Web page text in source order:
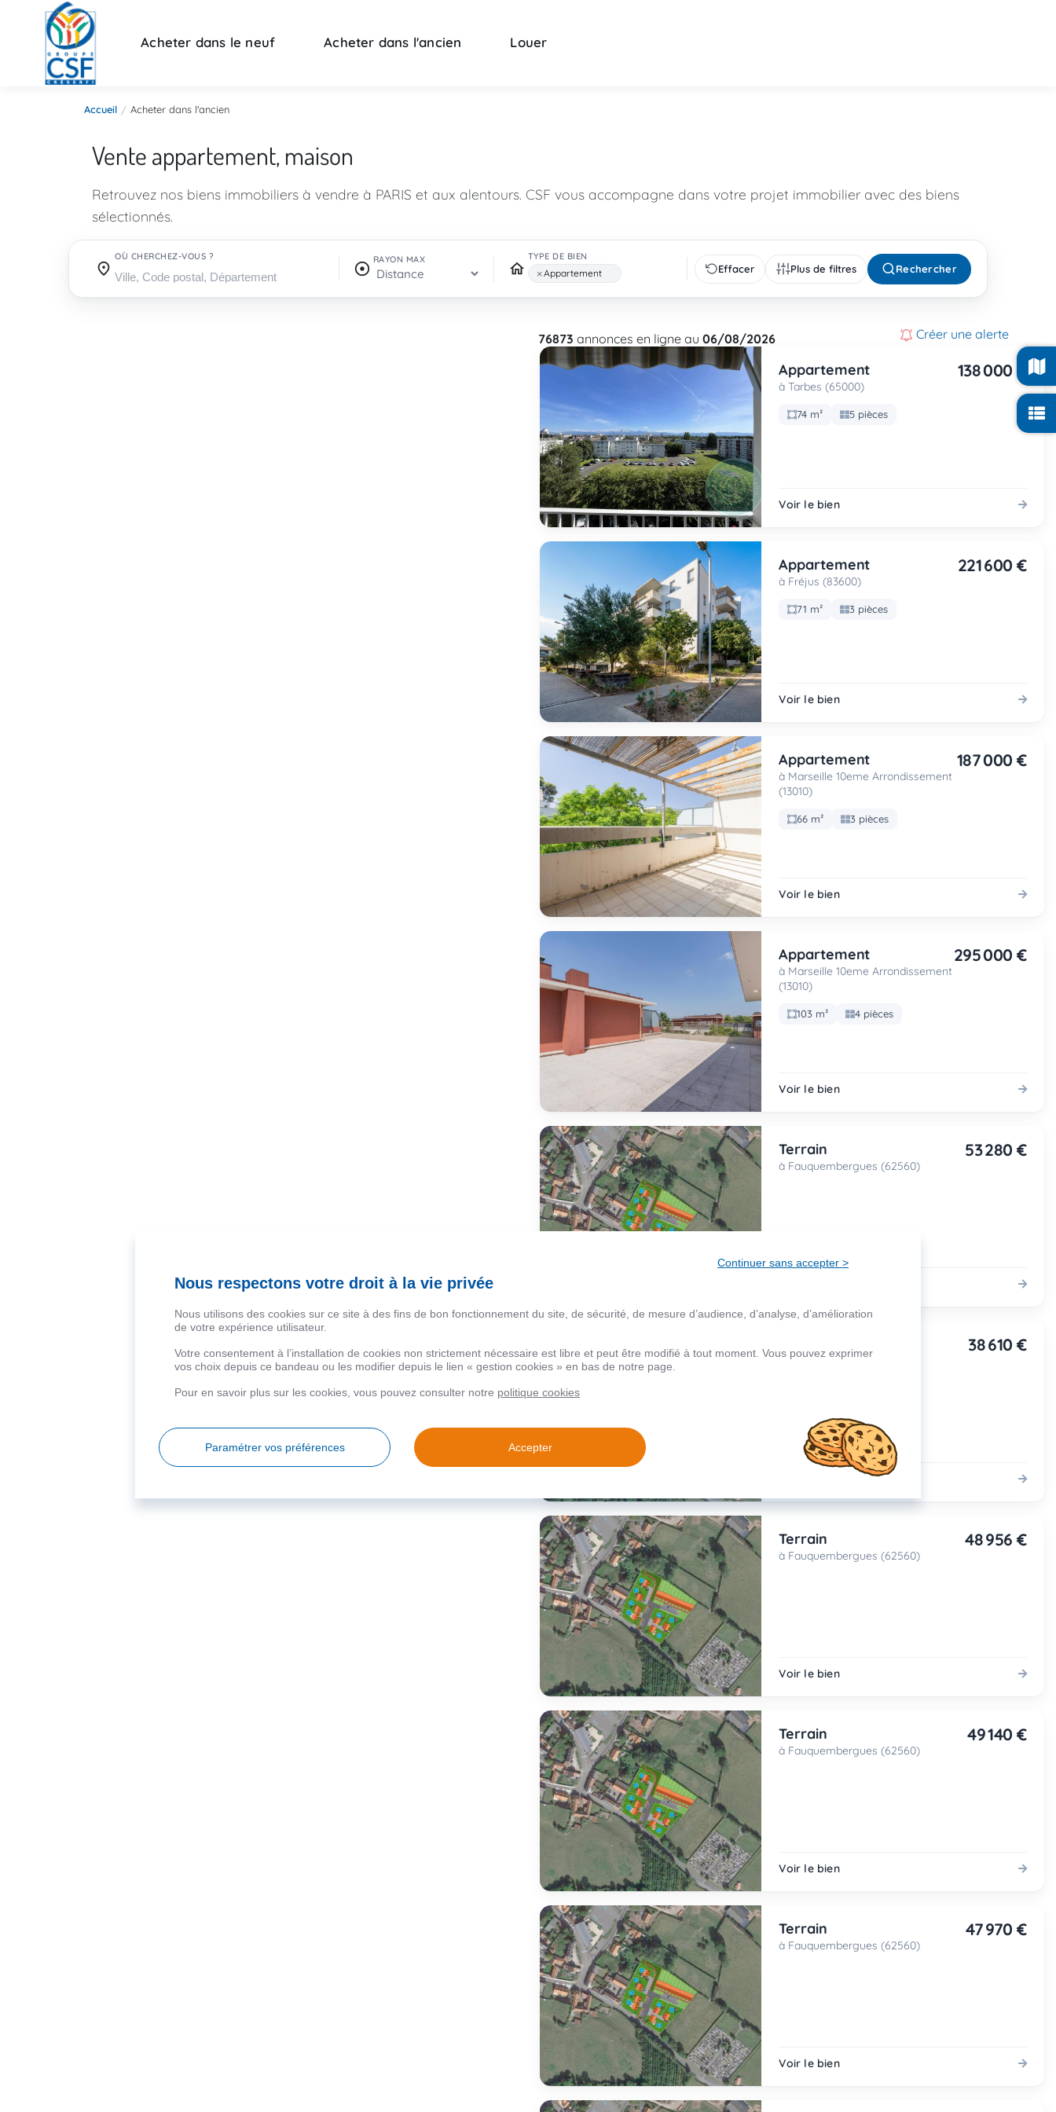
Acheter dans le neuf Acheter dans l'ancien Louer
Accueil Acheter dans l'ancien
Vente appartement, maison
Retrouvez nos biens immobiliers à vendre à PARIS et aux alentours. CSF vous accompagne dans votre projet immobilier avec des biens
sélectionnés.
OÙ CHERCHEZ-VOUS ?
Où cherchez-vous ?
RAYON MAX TYPE DE BIEN
×Appartement Effacer Plus de filtres Rechercher
76873 annonces en ligne au06/08/2026 Créer une alerte
Appartement
à Tarbes (65000)
138 000 €
74 m² 5 pièces
Voir le bien
Appartement
à Fréjus (83600)
221 600 €
71 m² 3 pièces
Voir le bien
Appartement
à Marseille 10eme Arrondissement
(13010)
187 000 €
66 m² 3 pièces
Voir le bien
Appartement
à Marseille 10eme Arrondissement
(13010)
295 000 €
103 m² 4 pièces
Voir le bien
Terrain
à Fauquembergues (62560)
53 280 €
à Fauquembergues (62560)
38 610 €
Terrain
à Fauquembergues (62560)
48 956 €
Voir le bien
Terrain
à Fauquembergues (62560)
49 140 €
Voir le bien
Terrain
à Fauquembergues (62560)
47 970 €
Voir le bien
Continuer sans accepter >
Nous respectons votre droit à la vie privée
Nous utilisons des cookies sur ce site à des fins de bon fonctionnement du site, de sécurité, de mesure d’audience, d’analyse, d’amélioration
de votre expérience utilisateur.
Votre consentement à l’installation de cookies non strictement nécessaire est libre et peut être modifié à tout moment. Vous pouvez exprimer
vos choix depuis ce bandeau ou les modifier depuis le lien « gestion cookies » en bas de notre page.
Pour en savoir plus sur les cookies, vous pouvez consulter notre politique cookies
Paramétrer vos préférences Accepter